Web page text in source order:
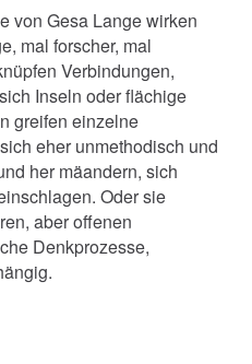
von Gesa Lange wirken
mal forscher, mal
Verbindungen,
Inseln oder flächige
greifen einzelne
eher unmethodisch und
her mäandern, sich
Oder sie
aber offenen
Denkprozesse,